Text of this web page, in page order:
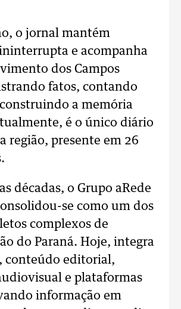
o jornal mantém
e acompanha
dos Campos
fatos, contando
a memória
é o único diário
região, presente em 26
décadas, o Grupo aRede
se como um dos
complexos de
do Paraná. Hoje, integra
conteúdo editorial,
e plataformas
informação em